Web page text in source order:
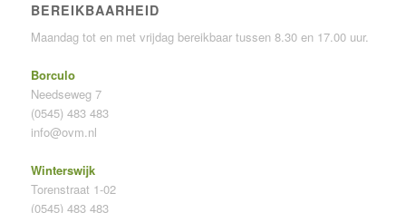
BEREIKBAARHEID
Maandag tot en met vrijdag bereikbaar tussen 8.30 en 17.00 uur.
Borculo
Needseweg 7
(0545) 483 483
info@ovm.nl
Winterswijk
Torenstraat 1-02
(0545) 483 483